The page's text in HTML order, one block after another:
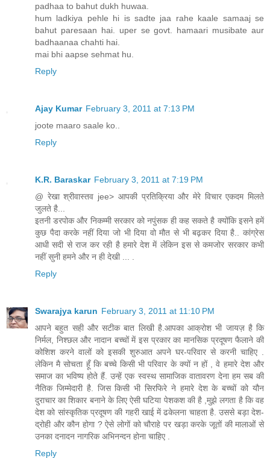
padhaa to bahut dukh huwaa.
hum ladkiya pehle hi is sadte jaa rahe kaale samaaj se
bahut paresaan hai. uper se govt. hamaari musibate aur
badhaanaa chahti hai.
mai bhi aapse sehmat hu.
Reply
Ajay Kumar February 3, 2011 at 7:13 PM
joote maaro saale ko..
Reply
K.R. Baraskar February 3, 2011 at 7:19 PM
@ रेखा श्रीवास्तव jee> आपकी प्रतिक्रिया और मेरे विचार एकदम मिलते
जुलते है...
इतनी डरपोक और निकम्मी सरकार को नपुंसक ही कह सकते है क्योंकि इसने हमें
कुछ पैदा करके नहीं दिया जो भी दिया वो मौत से भी बढ़कर दिया है.. कांग्रेस
आधी सदी से राज कर रही है हमारे देश में लेकिन इस से कमजोर सरकार कभी
नहीं सुनी हमने और न ही देखी ... .
Reply
Swarajya karun February 3, 2011 at 11:10 PM
आपने बहुत सही और सटीक बात लिखी है.आपका आक्रोश भी जायज़ है कि
निर्मल, निश्छल और नादान बच्चों में इस प्रकार का मानसिक प्रदूषण फैलाने की
कोशिश करने वालों को इसकी शुरुआत अपने घर-परिवार से करनी चाहिए .
लेकिन मै सोचता हूँ कि बच्चे किसी भी परिवार के क्यों न हों , वे हमारे देश और
समाज का भविष्य होते हैं. उन्हें एक स्वस्थ सामाजिक वातावरण देना हम सब की
नैतिक जिम्मेदारी है. जिस किसी भी सिरफिरे ने हमारे देश के बच्चों को यौन
दुराचार का शिकार बनाने के लिए ऐसी घटिया पेशकश की है ,मुझे लगता है कि वह
देश को सांस्कृतिक प्रदूषण की गहरी खाई में ढकेलना चाहता है. उससे बड़ा देश-
द्रोही और कौन होगा ? ऐसे लोगों को चौराहे पर खड़ा करके जूतों की मालाओं से
उनका दनादन नागरिक अभिनन्दन होना चाहिए .
Reply